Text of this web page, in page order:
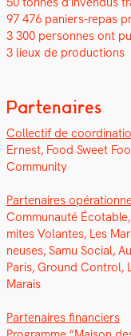
97 476 paniers-repas
3 300 per­son­nes ont
3 lieux de pro­duc­tions
Partenaires
Col­lec­tif de coor­di­na­tio
Ernest, Food Sweet
Com­mu­ni­ty
Parte­naires
Com­mu­nauté
mites Volantes, Les
neuses, Samu Social,
Paris, Ground Con­trol,
Marais
Parte­naires financiers